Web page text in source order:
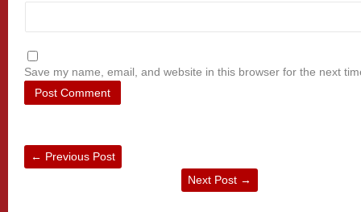
Save my name, email, and website in this browser for the next
← Previous Post
Next Post →